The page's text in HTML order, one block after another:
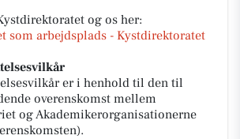
og os her:
som arbejdsplads - Kystdirektoratet
er i henhold til den til
overenskomst mellem
og Akademikerorganisationerne